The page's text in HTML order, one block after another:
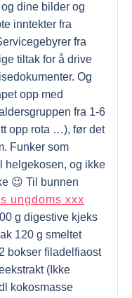
dine bilder og
inntekter fra
fra
tiltak for å drive
Og
opp med
fra 1-6
opp rota …), før det
Funker som
helgekosen, og ikke
😉 Til bunnen
ungdoms xxx
g digestive kjeks
120 g smeltet
bokser filadelfiaost
(Ikke
kokosmasse